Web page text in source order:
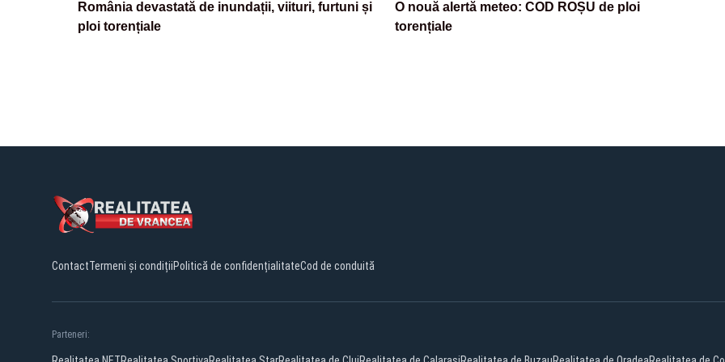
România devastată de inundații, viituri, furtuni și
ploi torențiale
O nouă alertă meteo: COD ROȘU de ploi
torențiale
ContactTermeni și condițiiPolitică de confidențialitateCod de conduită
Parteneri: